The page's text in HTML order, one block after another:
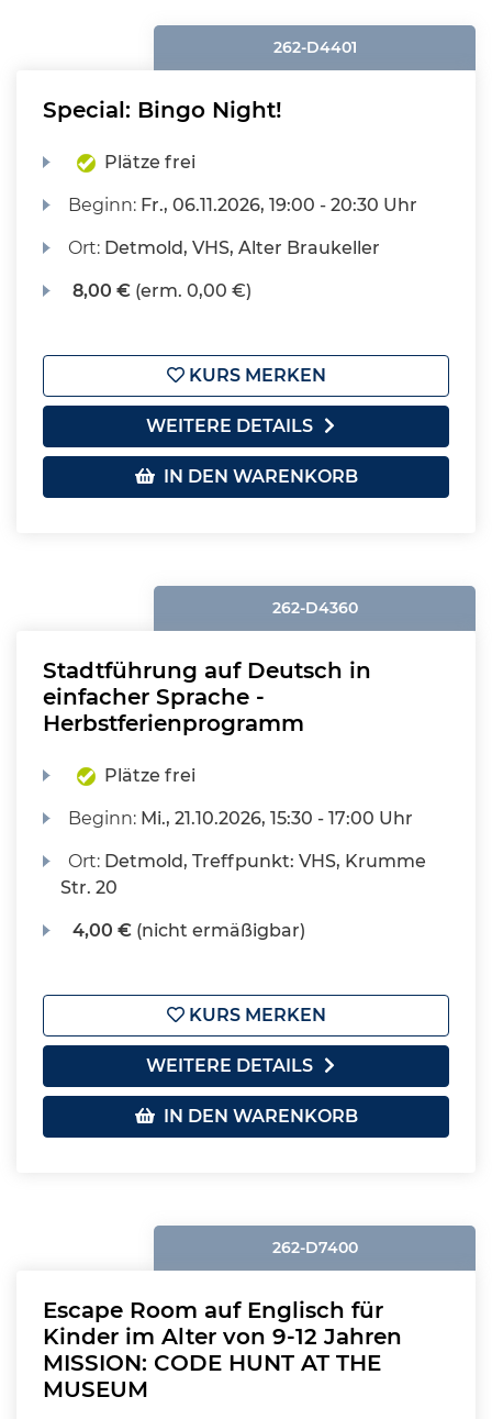
262-D4401
Special: Bingo Night!
Plätze frei
Beginn: Fr., 06.11.2026, 19:00 - 20:30 Uhr
Ort: Detmold, VHS, Alter Braukeller
8,00 € (erm. 0,00 €)
KURS MERKEN
WEITERE DETAILS
IN DEN WARENKORB
262-D4360
Stadtführung auf Deutsch in
einfacher Sprache -
Herbstferienprogramm
Plätze frei
Beginn: Mi., 21.10.2026, 15:30 - 17:00 Uhr
Ort: Detmold, Treffpunkt: VHS, Krumme
Str. 20
4,00 € (nicht ermäßigbar)
KURS MERKEN
WEITERE DETAILS
IN DEN WARENKORB
262-D7400
Escape Room auf Englisch für
Kinder im Alter von 9-12 Jahren
MISSION: CODE HUNT AT THE
MUSEUM